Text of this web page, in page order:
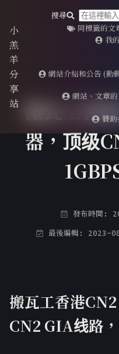
小
羔
羊
分
享
站
搜尋
同標籤的文
我
網站介紹和公告 (動
網站、文章
贊
搬瓦工香
器，顶级
發布時間:
最後編輯: 2023-
搬瓦工香港
CN2 GIA线路